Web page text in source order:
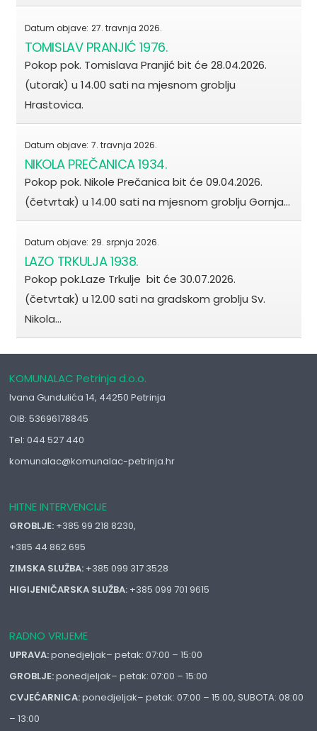
Datum objave: 27. travnja 2026.
TOMISLAV PRANJIĆ 1976.
Pokop pok. Tomislava Pranjić bit će 28.04.2026.
(utorak) u 14.00 sati na mjesnom groblju
Hrastovica.
Datum objave: 7. travnja 2026.
NIKOLA PREČANICA 1934.
Pokop pok. Nikole Prečanica bit će 09.04.2026.
(četvrtak) u 14.00 sati na mjesnom groblju Gornja…
Datum objave: 29. srpnja 2026.
LAZO TRKULJA 1938.
Pokop pok.Laze Trkulje bit će 30.07.2026.
(četvrtak) u 12.00 sati na gradskom groblju Sv.
Nikola…
KOMUNALAC Petrinja d.o.o.
Ivana Gundulića 14, 44250 Petrinja
OIB: 53696178845
Tel: 044 527 440
komunalac@komunalac-petrinja.hr
HITNE INTERVENCIJE
GROBLJE: +385 99 218 8230,
+385 44 862 695
ZIMSKA SLUŽBA: +385 099 317 3528
HIGIJENIČARSKA SLUŽBA: +385 099 701 9615
RADNO VRIJEME
UPRAVA:ponedjeljak– petak: 07:00 – 15:00
GROBLJE:ponedjeljak– petak: 07:00 – 15:00
CVJEĆARNICA:ponedjeljak– petak: 07:00 – 15:00, SUBOTA: 08:00
– 13:00